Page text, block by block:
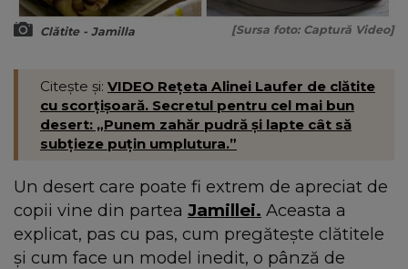
Clătite - Jamilla [Sursa foto: Captură Video]
Citește și: VIDEO Rețeta Alinei Laufer de clătite
cu scorțișoară. Secretul pentru cel mai bun
desert: „Punem zahăr pudră și lapte cât să
subțieze puțin umplutura.”
Un desert care poate fi extrem de apreciat de
copii vine din partea Jamillei. Aceasta a
explicat, pas cu pas, cum pregătește clătitele
și cum face un model inedit, o pânză de